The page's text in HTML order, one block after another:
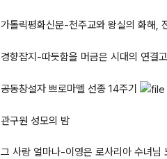
가톨릭평화신문-천주교와 왕실의 화해,
경향잡지-따듯함을 머금은 시대의 연결
공동창설자 쁘로마뗄 선종 14주기
관구원 성모의 밤
그 사랑 얼마나-이영은 로사리아 수녀님